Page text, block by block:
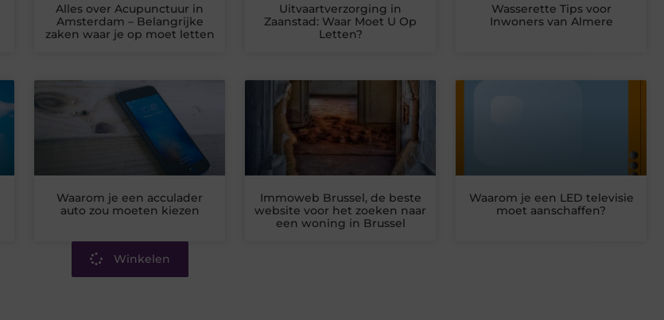
Alles over Acupunctuur in
Amsterdam – Belangrijke
zaken waar je op moet letten
Uitvaartverzorging in
Zaanstad: Waar Moet U Op
Letten?
Wasserette Tips voor
Inwoners van Almere
Waarom je een acculader
auto zou moeten kiezen
Immoweb Brussel, de beste
website voor het zoeken naar
een woning in Brussel
Waarom je een LED televisie
moet aanschaffen?
Winkelen